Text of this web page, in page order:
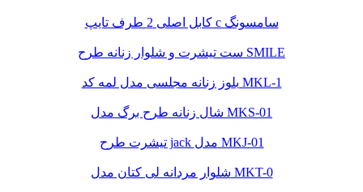
کابل اصلی 2 طرف تایپ c سامسونگ
ست تیشرت و شلوار زنانه طرح SMILE
بلوز زنانه مجلسی مدل لمه کد MKL-1
شال زنانه طرح برگ مدل MKS-01
تیشرت طرح jack مدل MKJ-01
شلوار مردانه لی کتان مدل MKT-0